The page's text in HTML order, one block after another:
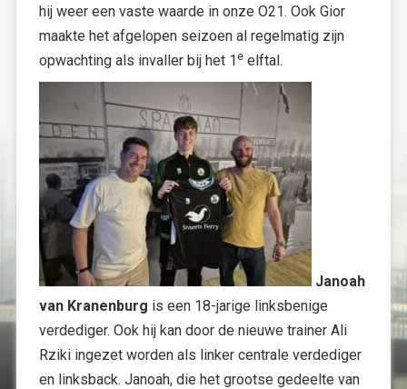
hij weer een vaste waarde in onze O21. Ook Gior
maakte het afgelopen seizoen al regelmatig zijn
opwachting als invaller bij het 1 e elftal.
Janoah
van Kranenburg is een 18-jarige linksbenige
verdediger. Ook hij kan door de nieuwe trainer Ali
Rziki ingezet worden als linker centrale verdediger
en linksback. Janoah, die het grootse gedeelte van